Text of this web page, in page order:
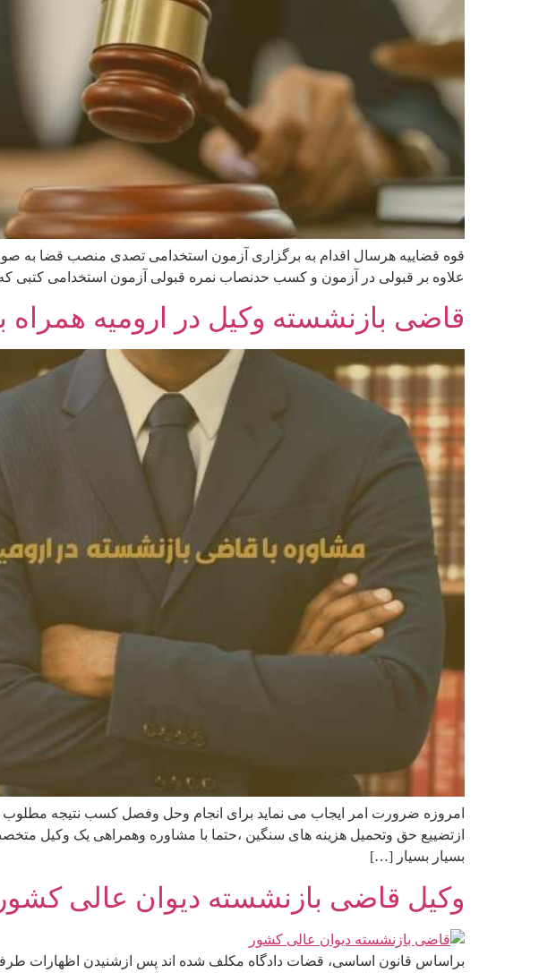
قوه قضاییه هرسال اقدام به برگزاری آزمون استخدامی تصدی منصب قضا به
علاوه بر قبولی در آزمون و کسب حدنصاب نمره قبولی آزمون استخدامی
قاضی بازنشسته وکیل در ارومیه همراه
امروزه ضرورت امر ایجاب می نماید برای انجام وحل وفصل کسب نتیجه
ازتضییع حق وتحمیل هزینه های سنگین ،حتما با مشاوره وهمراهی یک وکیل
بسیار بسیار […]
وکیل قاضی بازنشسته دیوان عالی
براساس قانون اساسی، قضات دادگاه مکلف شده اند پس ازشنیدن اظهارات